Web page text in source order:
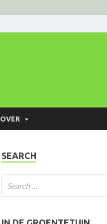
OVER
SEARCH